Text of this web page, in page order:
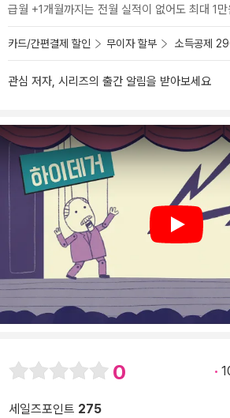
급월 +1개월까지는 전월 실적이 없어도 최대 1
카드/간편결제 할인 무이자 할부 소득공제
관심 저자, 시리즈의 출간 알림을 받아보세요
Play
0
세일즈포인트 275